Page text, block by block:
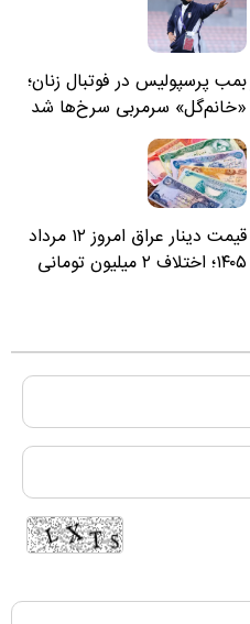
بمب پرسپولیس در فوتبال زنان؛
«خانم‌گل» سرمربی سرخ‌ها شد
قیمت دینار عراق امروز ۱۲ مرداد
۱۴۰۵؛ اختلاف ۲ میلیون تومانی